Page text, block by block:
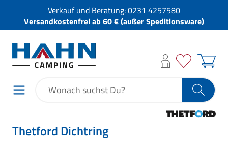
Verkauf und Beratung:0231 4257580
Versandkostenfrei ab 60 € (außer Speditionsware)
Thetford Dichtring